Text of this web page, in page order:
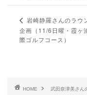
岩崎静羅さんのラウ
企画（11/6日曜・霞ヶ
際ゴルフコース）
HOME 武田奈津美さん